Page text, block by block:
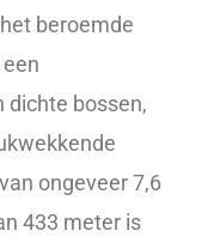
beroemde
dichte bossen,
ongeveer 7,6
433 meter is